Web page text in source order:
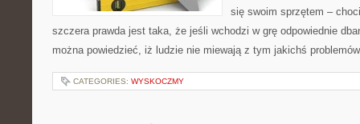
się swoim sprzętem –
szczera prawda jest taka, że jeśli wchodzi w grę odpowiednie
można powiedzieć, iż ludzie nie miewają z tym jakichś
CATEGORIES: WYSKOCZMY